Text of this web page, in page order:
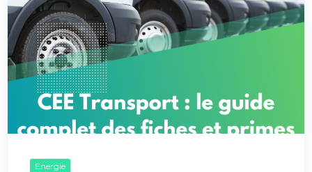
Energie